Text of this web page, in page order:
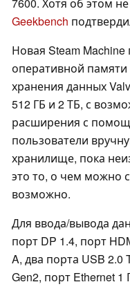
Geekbench
Новая Steam Machine
оперативной памяти
хранения данных
512 ГБ и 2 ТБ, с
расширения с
пользователи
хранилище, пока
это то, о чем можно
возможно.
Для ввода/вывода
порт DP 1.4, порт
A, два порта USB 2.0
Gen2, порт Ethernet 1